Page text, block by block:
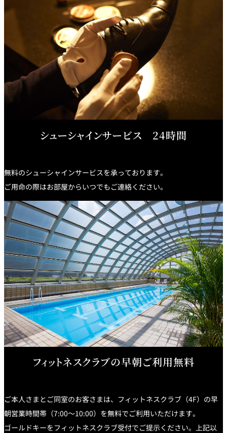
シューシャインサービス 24時間
無料のシューシャインサービスを承っております。
ご用命の際はお部屋からいつでもご連絡ください。
フィットネスクラブの早朝ご利用無料
ご本人さまとご同室のお客さまは、フィットネスクラブ（4F）の早
朝営業時間帯（7:00～10:00）を無料でご利用いただけます。
ゴールドキーをフィットネスクラブ受付でご提示ください。上記以